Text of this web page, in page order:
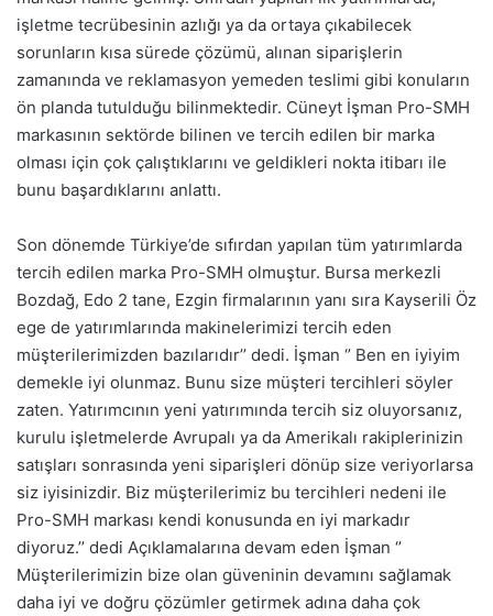
işletme tecrübesinin azlığı ya da ortaya çıkabilecek
sorunların kısa sürede çözümü, alınan siparişlerin
zamanında ve reklamasyon yemeden teslimi gibi konuların
ön planda tutulduğu bilinmektedir. Cüneyt İşman Pro-SMH
markasının sektörde bilinen ve tercih edilen bir marka
olması için çok çalıştıklarını ve geldikleri nokta itibarı ile
bunu başardıklarını anlattı.
Son dönemde Türkiye’de sıfırdan yapılan tüm yatırımlarda
tercih edilen marka Pro-SMH olmuştur. Bursa merkezli
Bozdağ, Edo 2 tane, Ezgin firmalarının yanı sıra Kayserili Öz
ege de yatırımlarında makinelerimizi tercih eden
müşterilerimizden bazılarıdır’’ dedi. İşman ‘’ Ben en iyiyim
demekle iyi olunmaz. Bunu size müşteri tercihleri söyler
zaten. Yatırımcının yeni yatırımında tercih siz oluyorsanız,
kurulu işletmelerde Avrupalı ya da Amerikalı rakiplerinizin
satışları sonrasında yeni siparişleri dönüp size veriyorlarsa
siz iyisinizdir. Biz müşterilerimiz bu tercihleri nedeni ile
Pro-SMH markası kendi konusunda en iyi markadır
diyoruz.’’ dedi Açıklamalarına devam eden İşman ‘’
Müşterilerimizin bize olan güveninin devamını sağlamak
daha iyi ve doğru çözümler getirmek adına daha çok